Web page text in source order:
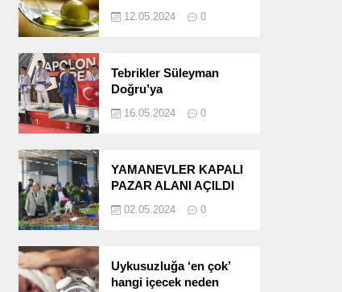
12.05.2024 0
Tebrikler Süleyman
Doğru’ya
16.05.2024 0
YAMANEVLER KAPALI
PAZAR ALANI AÇILDI
02.05.2024 0
Uykusuzluğa ‘en çok’
hangi içecek neden